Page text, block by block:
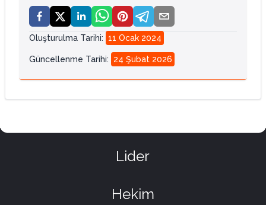
Oluşturulma Tarihi: 11 Ocak 2024
Güncellenme Tarihi: 24 Şubat 2026
Lider
Hekim